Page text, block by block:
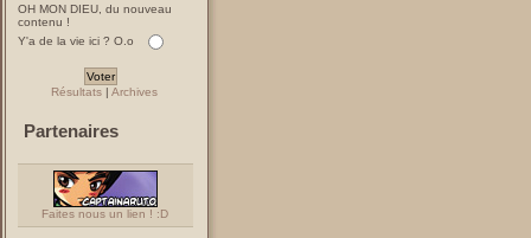
OH MON DIEU, du nouveau
contenu !
Y'a de la vie ici ? O.o
Résultats| Archives
Partenaires
Faites nous un lien ! :D